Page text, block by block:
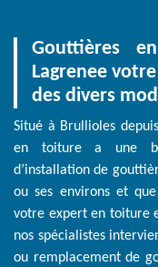
Gouttières
Lagrenee
des divers
Situé à Brullioles
en toiture a une
d’installation de
ou ses environs et
votre expert en toiture
nos spécialistes
ou remplacement de